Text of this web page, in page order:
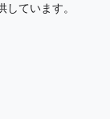
ています。